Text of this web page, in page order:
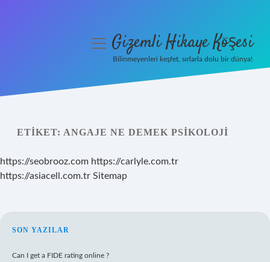
Yasal Uyarı
Hakkımızda
menüyüGizemli Hikaye Köşesi
Bilinmeyenleri keşfet, sırlarla dolu bir dünya!
ETIKET: ANGAJE NE DEMEK PSIKOLOJI
https://seobrooz.com https://carlyle.com.tr
https://asiacell.com.tr Sitemap
SIDEBAR
SON YAZILAR
Can I get a FIDE rating online ?